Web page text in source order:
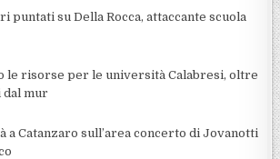
puntati su Della Rocca, attaccante scuola
le risorse per le università Calabresi, oltre
dal mur
a Catanzaro sull’area concerto di Jovanotti